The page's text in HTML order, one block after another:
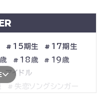
15期生
17期生
18歳
19歳
アイドル
失恋ソングシンガー